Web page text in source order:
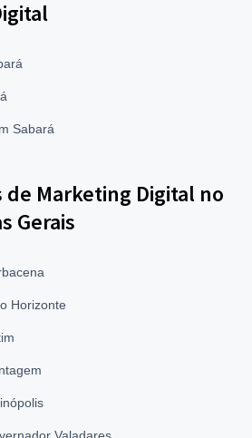
Sabará
de Marketing Digital no
Gerais
Horizonte
Valadares